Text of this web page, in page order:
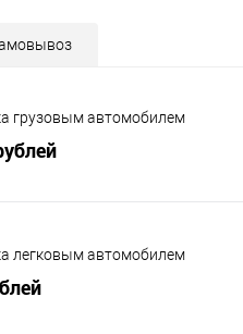
грузовым автомобилем
легковым автомобилем